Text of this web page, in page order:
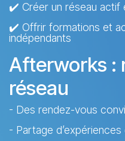
✔️ Créer un réseau actif
✔️ Offrir formations et
indépendants
Afterworks :
réseau
- Des rendez-vous
- Partage